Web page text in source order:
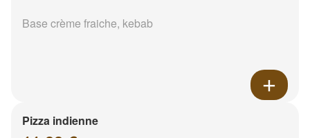
Base crème fraiche, kebab
Pizza indienne